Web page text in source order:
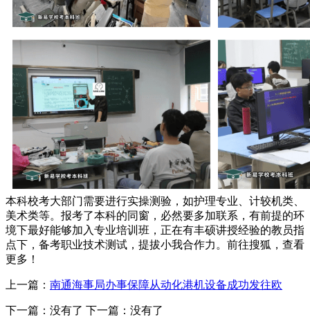
本科校考大部门需要进行实操测验，如护理专业、计较机类、
美术类等。报考了本科的同窗，必然要多加联系，有前提的环
境下最好能够加入专业培训班，正在有丰硕讲授经验的教员指
点下，备考职业技术测试，提拔小我合作力。前往搜狐，查看
更多！
上一篇： 南通海事局办事保障从动化港机设备成功发往欧
下一篇：没有了 下一篇：没有了